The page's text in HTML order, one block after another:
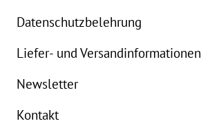
Datenschutzbelehrung
Liefer- und Versandinformationen
Newsletter
Kontakt